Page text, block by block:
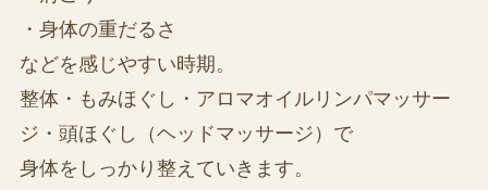
・身体の重だるさ
などを感じやすい時期。
整体・もみほぐし・アロマオイルリンパマッサー
ジ・頭ほぐし（ヘッドマッサージ）で
身体をしっかり整えていきます。